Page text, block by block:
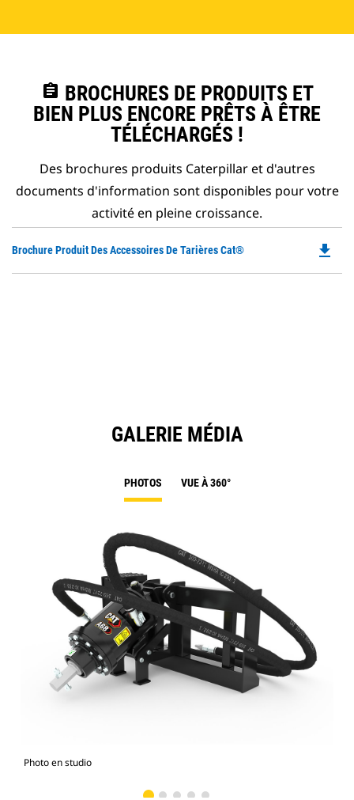
assignment BROCHURES DE PRODUITS ET
BIEN PLUS ENCORE PRÊTS À ÊTRE
TÉLÉCHARGÉS !
Des brochures produits Caterpillar et d'autres
documents d'information sont disponibles pour votre
activité en pleine croissance.
Brochure Produit Des Accessoires De Tarières Cat® file_download
GALERIE MÉDIA
PHOTOS VUE À 360°
Photo en studio